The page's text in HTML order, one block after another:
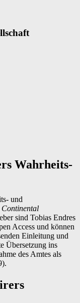
Wahrheits-
und
Continental
sind Tobias Endres
Access und können
Einleitung und
Übersetzung ins
des Amtes als